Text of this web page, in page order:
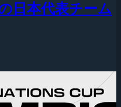
日本代表チーム